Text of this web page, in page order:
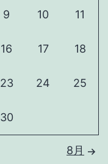
9 10 11
16 17 18
23 24 25
30
8月